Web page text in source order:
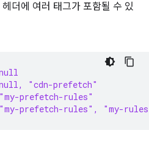
헤더에 여러 태그가 포함될 수 있
null, "cdn-prefetch"
prefetch-rules"
"my-prefetch-rules", "my-